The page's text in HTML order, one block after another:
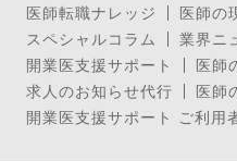
医師転職ナレッジ
医師の
スペシャルコラム
業界ニ
開業医支援サポート
医師
求人のお知らせ代行
医師
開業医支援サポート ご利用